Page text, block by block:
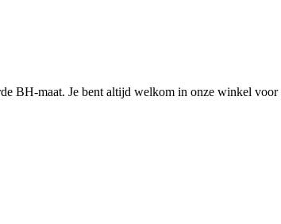
BH-maat. Je bent altijd welkom in onze winkel